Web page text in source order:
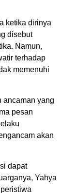
ketika dirinya
disebut
Namun,
terhadap
memenuhi
ancaman yang
pesan
akan
dapat
Yahya